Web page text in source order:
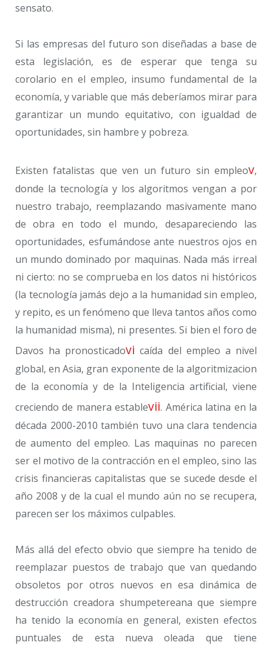
sensato.
Si las empresas del futuro son diseñadas a base de
esta legislación, es de esperar que tenga su
corolario en el empleo, insumo fundamental de la
economía, y variable que más deberíamos mirar para
garantizar un mundo equitativo, con igualdad de
oportunidades, sin hambre y pobreza.
Existen fatalistas que ven un futuro sin empleov,
donde la tecnología y los algoritmos vengan a por
nuestro trabajo, reemplazando masivamente mano
de obra en todo el mundo, desapareciendo las
oportunidades, esfumándose ante nuestros ojos en
un mundo dominado por maquinas. Nada más irreal
ni cierto: no se comprueba en los datos ni históricos
(la tecnología jamás dejo a la humanidad sin empleo,
y repito, es un fenómeno que lleva tantos años como
la humanidad misma), ni presentes. Si bien el foro de
Davos ha pronosticadovi caída del empleo a nivel
global, en Asia, gran exponente de la algoritmizacion
de la economía y de la Inteligencia artificial, viene
creciendo de manera establevii. América latina en la
década 2000-2010 también tuvo una clara tendencia
de aumento del empleo. Las maquinas no parecen
ser el motivo de la contracción en el empleo, sino las
crisis financieras capitalistas que se sucede desde el
año 2008 y de la cual el mundo aún no se recupera,
parecen ser los máximos culpables.
Más allá del efecto obvio que siempre ha tenido de
reemplazar puestos de trabajo que van quedando
obsoletos por otros nuevos en esa dinámica de
destrucción creadora shumpetereana que siempre
ha tenido la economía en general, existen efectos
puntuales de esta nueva oleada que tiene